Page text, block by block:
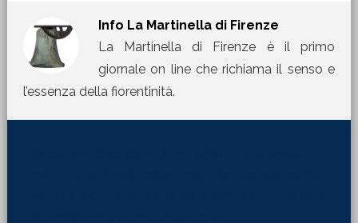
Info La Martinella di Firenze
La Martinella di Firenze è il primo
giornale on line che richiama il senso e
l’essenza della fiorentinità.